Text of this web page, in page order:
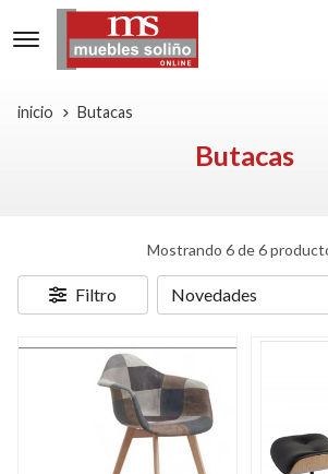
inicio Butacas
Butacas
Mostrando 6 de 6
Filtro